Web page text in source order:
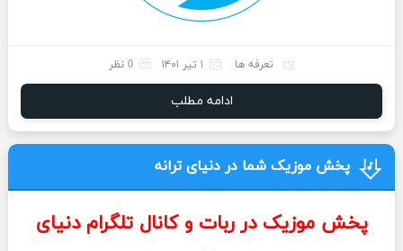
تعرفه ها ۱ تیر ۱۴۰۱ 0 نظر
ادامه مطلب
پخش موزیک شما در دنیای ترانه
پخش موزیک در ربات و کانال تلگرام دنیای